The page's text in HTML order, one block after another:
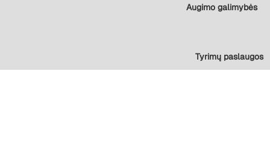
Augimo galimybės
Tyrimų paslaugos